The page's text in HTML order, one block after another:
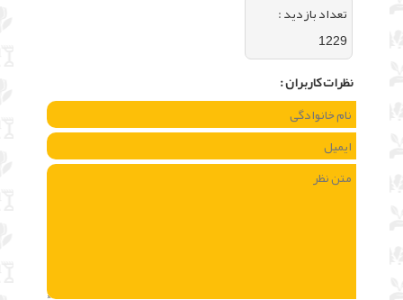
تعداد بازديد :
1229
نظرات كاربران :